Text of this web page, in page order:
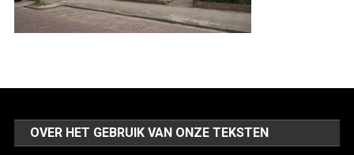
OVER HET GEBRUIK VAN ONZE TEKSTEN